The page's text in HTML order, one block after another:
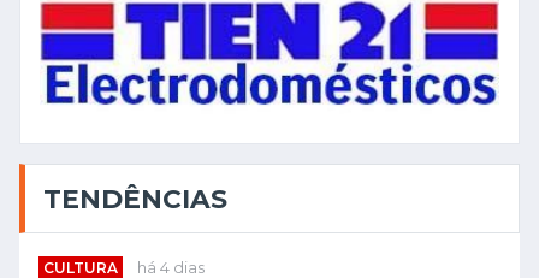
TENDÊNCIAS
CULTURA há 4 dias